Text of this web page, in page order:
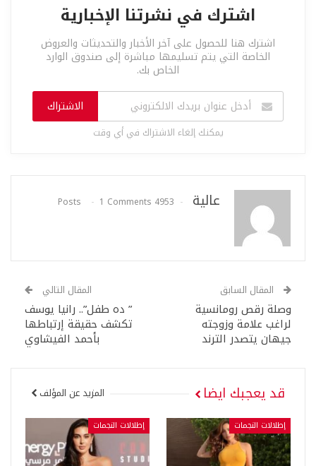
اشترك في نشرتنا الإخبارية
اشترك هنا للحصول على آخر الأخبار والتحديثات والعروض
الخاصة التي يتم تسليمها مباشرة إلى صندوق الوارد
الخاص بك.
الاشتراك
يمكنك إلغاء الاشتراك في أي وقت
عالية 4953 Posts
1 Comments
المقال السابق
وصلة رقص رومانسية
لراغب علامة وزوجته
جيهان يتصدر الترند
المقال التالي
” ده طفل”.. رانيا يوسف
تكشف حقيقة إرتباطها
بأحمد الفيشاوي
قد يعجبك ايضا المزيد عن المؤلف
إطلالات النجمات إطلالات النجمات